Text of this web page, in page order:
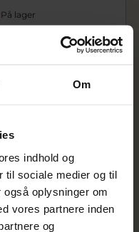
Om
indhold og
til sociale medier og til
oplysninger om
vores partnere inden
og
På lager
Aria armbånd sølv
perler (16+3 cm)